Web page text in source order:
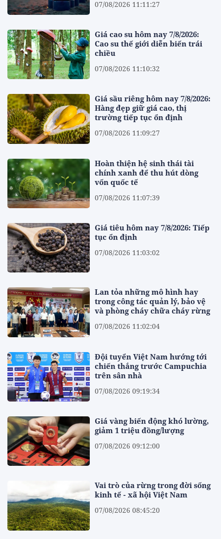
07/08/2026 11:11:27
Giá cao su hôm nay 7/8/2026:
Cao su thế giới diễn biến trái
chiều
07/08/2026 11:10:32
Giá sầu riêng hôm nay 7/8/2026:
Hàng đẹp giữ giá cao, thị
trường tiếp tục ổn định
07/08/2026 11:09:27
Hoàn thiện hệ sinh thái tài
chính xanh để thu hút dòng
vốn quốc tế
07/08/2026 11:07:39
Giá tiêu hôm nay 7/8/2026: Tiếp
tục ổn định
07/08/2026 11:03:02
Lan tỏa những mô hình hay
trong công tác quản lý, bảo vệ
và phòng cháy chữa cháy rừng
07/08/2026 11:02:04
Đội tuyển Việt Nam hướng tới
chiến thắng trước Campuchia
trên sân nhà
07/08/2026 09:19:34
Giá vàng biến động khó lường,
giảm 1 triệu đồng/lượng
07/08/2026 09:12:00
Vai trò của rừng trong đời sống
kinh tế - xã hội Việt Nam
07/08/2026 08:45:20